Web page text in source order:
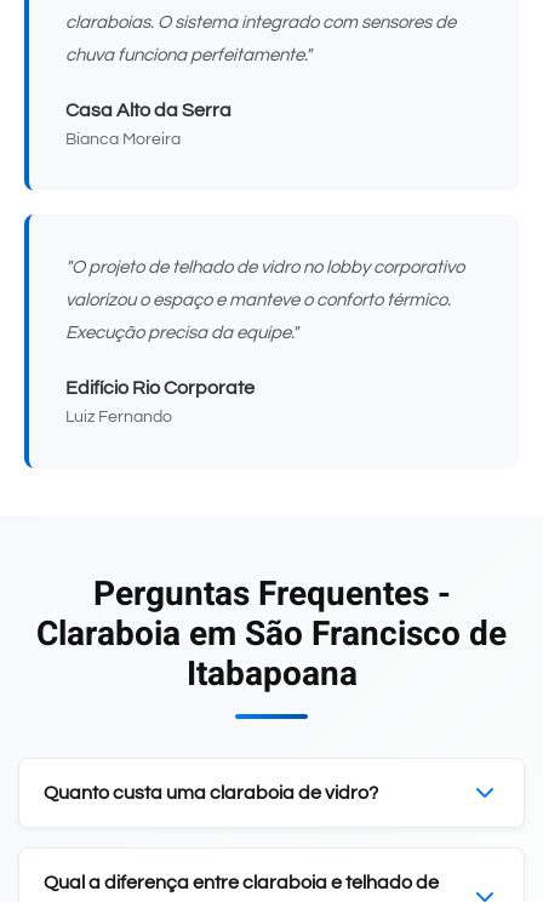
claraboias. O sistema integrado com sensores de
chuva funciona perfeitamente."
Casa Alto da Serra
Bianca Moreira
"O projeto de telhado de vidro no lobby corporativo
valorizou o espaço e manteve o conforto térmico.
Execução precisa da equipe."
Edifício Rio Corporate
Luiz Fernando
Perguntas Frequentes -
Claraboia em São Francisco de
Itabapoana
Quanto custa uma claraboia de vidro?
Qual a diferença entre claraboia e telhado de